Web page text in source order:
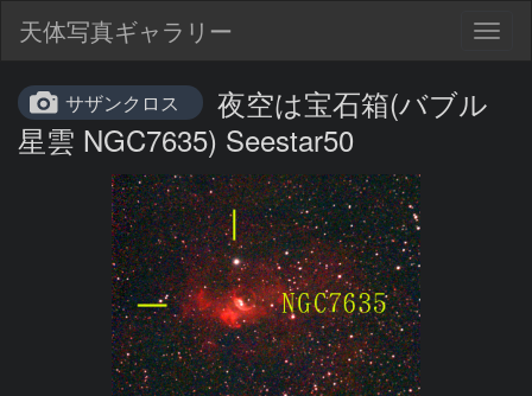
天体写真ギャラリー
サザンクロス
夜空は宝石箱(バブル
星雲 NGC7635) Seestar50